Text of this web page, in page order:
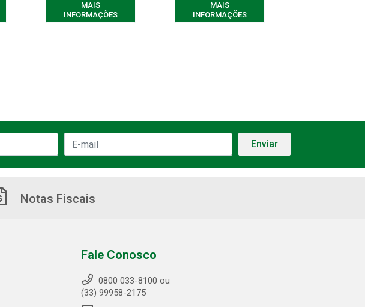
MAIS
INFORMAÇÕES
MAIS
INFORMAÇÕES
Notas Fiscais
Fale Conosco
0800 033-8100 ou
(33) 99958-2175